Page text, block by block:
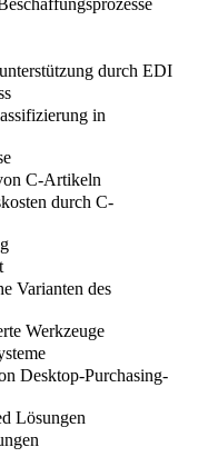
durch EDI
in
C-Artikeln
durch C-
Varianten des
Werkzeuge
Desktop-Purchasing-
Lösungen